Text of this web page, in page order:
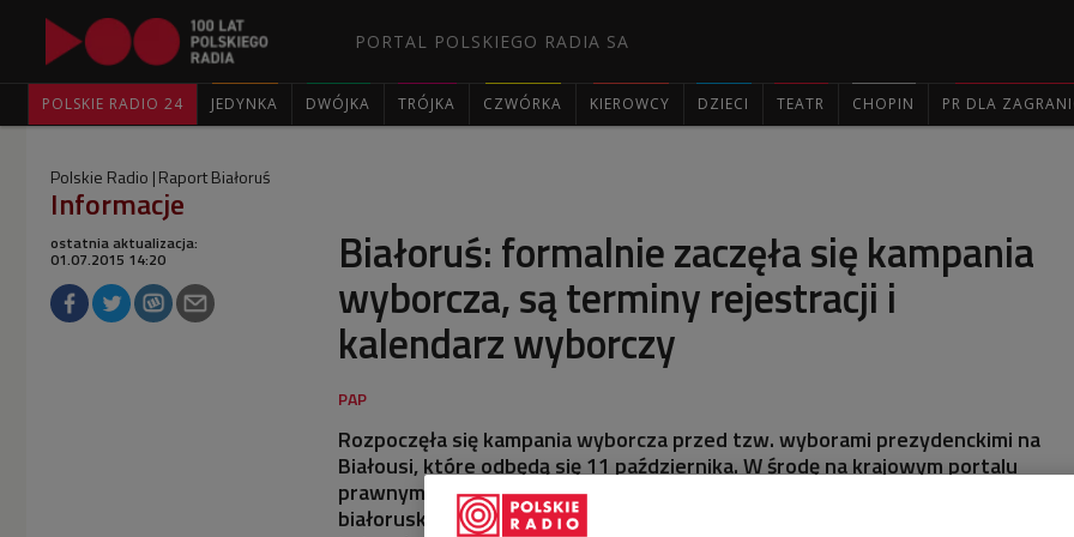
PORTAL POLSKIEGO RADIA SA
POLSKIE RADIO 24 JEDYNKA DWÓJKA TRÓJKA CZWÓRKA KIEROWCY DZIECI TEATR CHOPIN PR DLA
Polskie Radio Raport Białoruś
Informacje
Białoruś: formalnie zaczęła się kampania
wyborcza, są terminy rejestracji i
kalendarz wyborczy
ostatnia aktualizacja:
01.07.2015 14:20
Rozpoczęła się kampania wyborcza przed tzw. wyborami prezydenckimi na
Białousi, które odbędą się 11 października. W środę na krajowym portalu
prawnym opublikowano uchwałę Izby Reprezentantów, niższej izby
białoruskiego parlamentu, o ich terminie. Izba Reprezentantów we wtorek